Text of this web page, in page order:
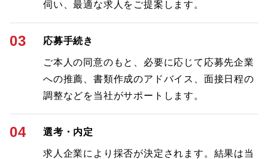
伺い、最適な求人をご提案します。
03 応募手続き
ご本人の同意のもと、必要に応じて応募先企業
への推薦、書類作成のアドバイス、面接日程の
調整などを当社がサポートします。
04 選考・内定
求人企業により採否が決定されます。結果は当